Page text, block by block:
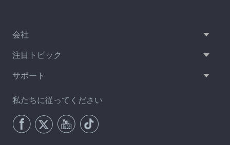
会社
注目トピック
サポート
私たちに従ってください